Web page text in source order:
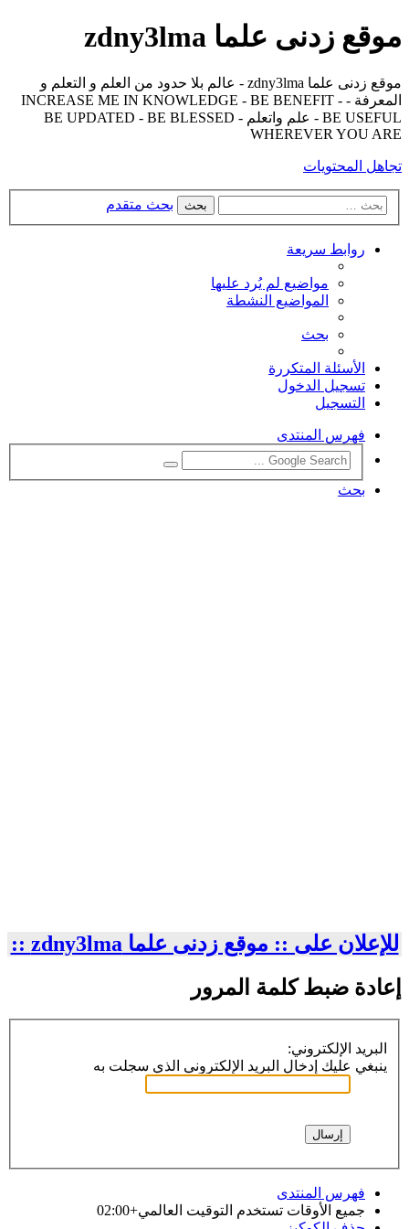
موقع زدنى علما zdny3lma
موقع زدنى علما zdny3lma - عالم بلا حدود من العلم و التعلم و
المعرفة - INCREASE ME IN KNOWLEDGE - BE BENEFIT -
BE USEFUL - علم واتعلم - BE UPDATED - BE BLESSED
WHEREVER YOU ARE
تجاهل المحتويات
بحث بحث متقدم
روابط سريعة
مواضيع لم يُرد عليها
المواضيع النشطة
بحث
الأسئلة المتكررة
تسجيل الدخول
التسجيل
فهرس المنتدى
بحث
للإعلان على :: موقع زدنى علما zdny3lma ::
إعادة ضبط كلمة المرور
البريد الإلكتروني:
ينبغي عليك إدخال البريد الإلكتروني الذي سجلت به
فهرس المنتدى
جميع الأوقات تستخدم التوقيت العالمي+02:00